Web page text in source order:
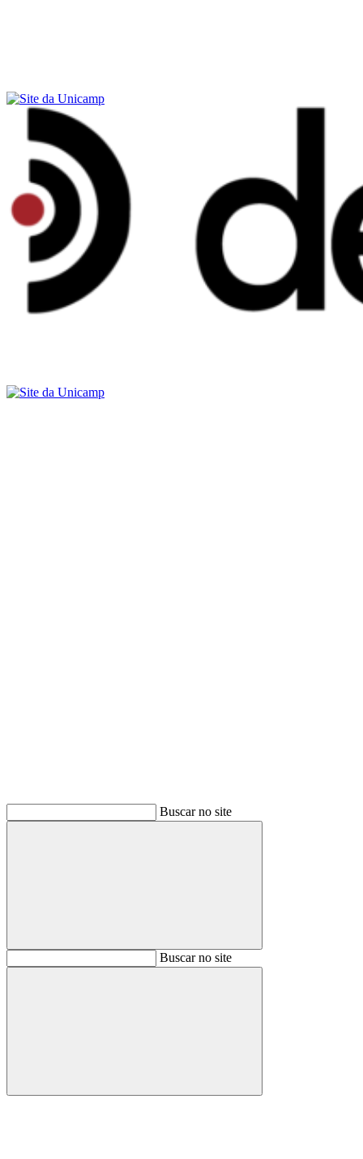
Buscar no site
BuscarBuscar no site
Buscar